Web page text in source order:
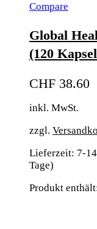
Compare
Global
(120
CHF 38.60
inkl. MwSt.
zzgl.
Lieferzeit: 7-
Tage)
Produkt